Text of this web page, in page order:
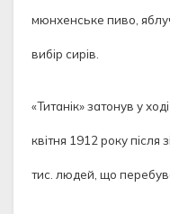
мюнхенське пиво,
вибір сирів.
«Титанік» затонув у
квітня 1912 року після
тис. людей, що